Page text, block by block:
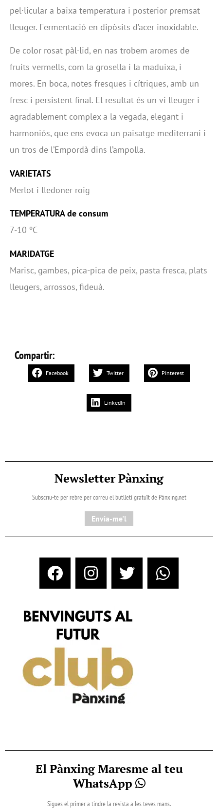
pel·licular a baixa temperatura i posterior premsat
lleuger. Fermentació en dipòsits d’acer inoxidable.
De color rosat pàl·lid, en nas trobem aromes de
fruits vermells, com la grosella i la maduixa, i
mores. En boca, notes fresques i cítriques, amb un
fresc i persistent final. El resultat és un vi lleuger i
agradablement complex a la vegada, elegant i
harmoniós, que ens evoca un paisatge mediterrani i
un tros de l’Empordà dins l’ampolla.
VARIETATS
Merlot i lledoner roig
TEMPERATURA de consum
7-10 ºC
MARIDATGE
Marisc, gambes, pica-pica de peix, pasta fresca, plats
lleugers, arrossos, fideuà.
Compartir:
Facebook Twitter Pinterest
LinkedIn
Newsletter Pànxing
Subscriu-te per rebre per correu el butlletí gratuït de Pànxing.net​
Envia-me'l
El Pànxing Maresme al teu
WhatsApp
Sigues el primer a tindre la revista a les teves mans.